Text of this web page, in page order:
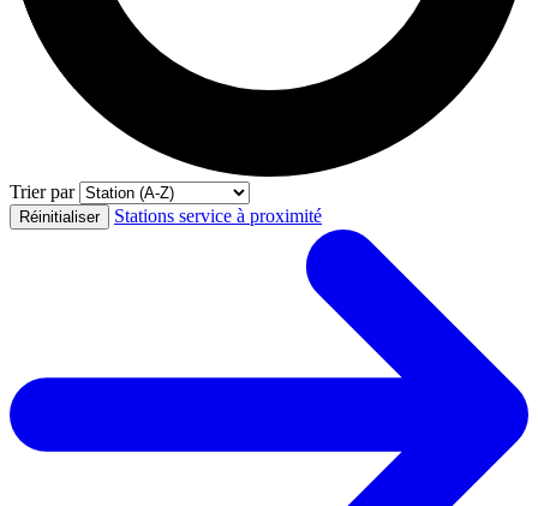
Trier par
Réinitialiser Stations service à proximité